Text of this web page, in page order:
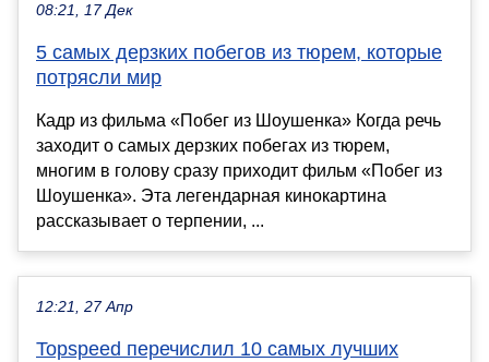
08:21, 17 Дек
5 самых дерзких побегов из тюрем, которые
потрясли мир
Кадр из фильма «Побег из Шоушенка» Когда речь
заходит о самых дерзких побегах из тюрем,
многим в голову сразу приходит фильм «Побег из
Шоушенка». Эта легендарная кинокартина
рассказывает о терпении, ...
12:21, 27 Апр
Topspeed перечислил 10 самых лучших